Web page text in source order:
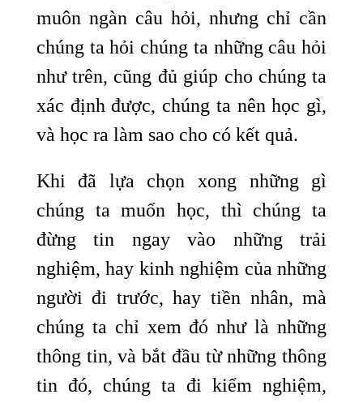
muôn ngàn câu hỏi, nhưng chỉ cần
chúng ta hỏi chúng ta những câu hỏi
như trên, cũng đủ giúp cho chúng ta
xác định được, chúng ta nên học gì,
và học ra làm sao cho có kết quả.
Khi đã lựa chọn xong những gì
chúng ta muốn học, thì chúng ta
đừng tin ngay vào những trải
nghiệm, hay kinh nghiệm của những
người đi trước, hay tiền nhân, mà
chúng ta chỉ xem đó như là những
thông tin, và bắt đầu từ những thông
tin đó, chúng ta đi kiểm nghiệm,